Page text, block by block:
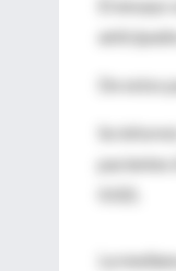
El ensayo
De
Se
pacientes
La